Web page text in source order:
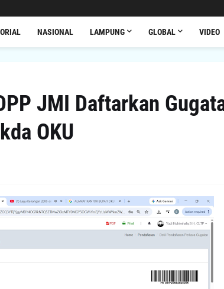
NASIONAL LAMPUNG GLOBAL VIDEO
JMI Daftarkan
OKU